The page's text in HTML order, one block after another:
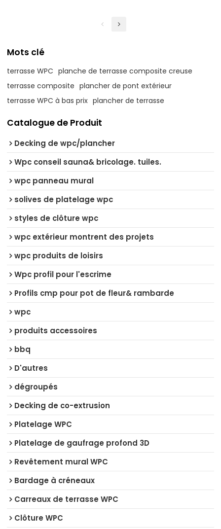
Mots clé
terrasse WPC planche de terrasse composite creuse
terrasse composite plancher de pont extérieur
terrasse WPC à bas prix plancher de terrasse
Catalogue de Produit
Decking de wpc/plancher
Wpc conseil sauna& bricolage. tuiles.
wpc panneau mural
solives de platelage wpc
styles de clôture wpc
wpc extérieur montrent des projets
wpc produits de loisirs
Wpc profil pour l'escrime
Profils cmp pour pot de fleur& rambarde
wpc
produits accessoires
bbq
D'autres
dégroupés
Decking de co-extrusion
Platelage WPC
Platelage de gaufrage profond 3D
Revêtement mural WPC
Bardage à créneaux
Carreaux de terrasse WPC
Clôture WPC